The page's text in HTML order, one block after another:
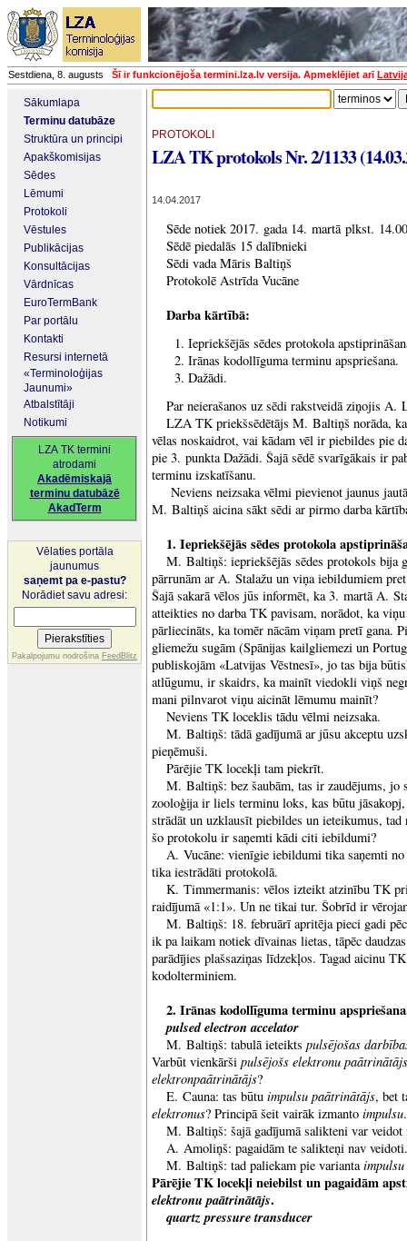
Sestdiena, 8. augusts Šī ir funkcionējoša termini.lza.lv versija. Apmeklējiet arī
Sākumlapa
Terminu datubāze
Struktūra un principi
Apakškomisijas
Sēdes
Lēmumi
Protokoli
Vēstules
Publikācijas
Konsultācijas
Vārdnīcas
EuroTermBank
Par portālu
Kontakti
Resursi internetā
«Terminoloģijas
Jaunumi»
Atbalstītāji
Notikumi
LZA TK termini
atrodami
Akadēmiskajā
terminu datubāzē
AkadTerm
Vēlaties portāla
jaunumus
saņemt pa e-pastu?
Norādiet savu adresi:
Pakalpojumu nodrošina FeedBlitz
PROTOKOLI
LZA TK protokols Nr. 2/1133
14.04.2017
Sēde notiek 2017. gada 14. martā plkst.
Sēdē piedalās 15 dalībnieki
Sēdi vada Māris Baltiņš
Protokolē Astrīda Vucāne
Darba kārtībā:
Iepriekšējās sēdes protokola
Irānas kodollīguma terminu apspriešana.
Dažādi.
Par neierašanos uz sēdi rakstveidā ziņojis A.
LZA TK priekšsēdētājs M. Baltiņš norāda,
vēlas noskaidrot, vai kādam vēl ir piebildes pie
pie 3. punkta Dažādi. Šajā sēdē svarīgākais ir
terminu izskatīšanu.
Neviens neizsaka vēlmi pievienot jaunus
M. Baltiņš aicina sākt sēdi ar pirmo darba
1. Iepriekšējās sēdes protokola
M. Baltiņš: iepriekšējās sēdes protokols bija
pārrunām ar A. Stalažu un viņa iebildumiem
Šajā sakarā vēlos jūs informēt, ka 3. martā A.
atteikties no darba TK pavisam, norādot, ka
pārliecināts, ka tomēr nācām viņam pretī gana.
gliemežu sugām (Spānijas kailgliemezi un
publiskojām «Latvijas Vēstnesī», jo tas bija
atlūgumu, ir skaidrs, ka mainīt viedokli viņš
mani pilnvarot viņu aicināt lēmumu mainīt?
Neviens TK loceklis tādu vēlmi neizsaka.
M. Baltiņš: tādā gadījumā ar jūsu akceptu
pieņēmuši.
Pārējie TK locekļi tam piekrīt.
M. Baltiņš: bez šaubām, tas ir zaudējums, jo
zooloģija ir liels terminu loks, kas būtu
strādāt un uzklausīt piebildes un ieteikumus, tad
šo protokolu ir saņemti kādi citi iebildumi?
A. Vucāne: vienīgie iebildumi tika saņemti
tika iestrādāti protokolā.
K. Timmermanis: vēlos izteikt atzinību TK
raidījumā «1:1». Un ne tikai tur. Šobrīd ir
M. Baltiņš: 18. februārī apritēja pieci gadi
ik pa laikam notiek dīvainas lietas, tāpēc
parādījies plašsaziņas līdzekļos. Tagad aicinu
kodolterminiem.
2. Irānas kodollīguma terminu
pulsed electron accelator
M. Baltiņš: tabulā ieteikts pulsējošas
Varbūt vienkārši pulsējošs elektronu
elektronpaātrinātājs?
E. Cauna: tas būtu impulsu paātrinātājs, bet
elektronus? Principā šeit vairāk izmanto impulsu.
M. Baltiņš: šajā gadījumā salikteni var
A. Amoliņš: pagaidām te salikteņi nav veidoti.
M. Baltiņš: tad paliekam pie varianta
Pārējie TK locekļi neiebilst un pagaidām
elektronu paātrinātājs.
quartz pressure transducer